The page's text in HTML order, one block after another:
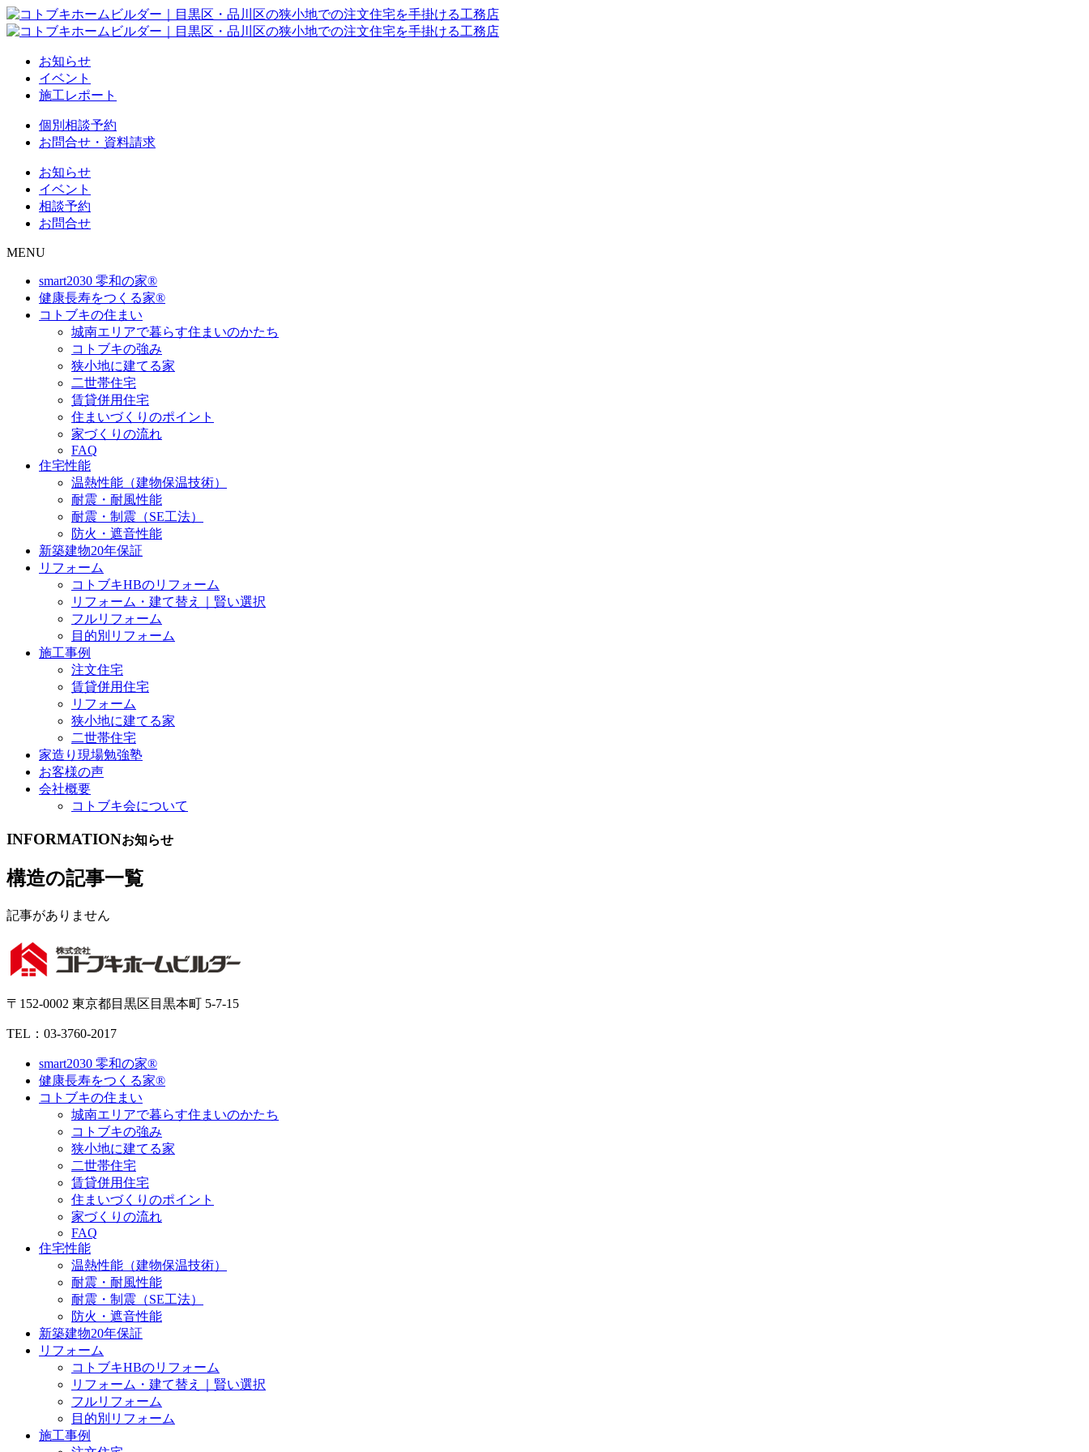
お知らせ
イベント
施工レポート
個別相談予約
お問合せ・資料請求
お知らせ
イベント
相談予約
お問合せ
MENU
smart2030 零和の家®
健康長寿をつくる家®
コトブキの住まい
城南エリアで暮らす住まいのかたち
コトブキの強み
狭小地に建てる家
二世帯住宅
賃貸併用住宅
住まいづくりのポイント
家づくりの流れ
FAQ
住宅性能
温熱性能（建物保温技術）
耐震・耐風性能
耐震・制震（SE工法）
防火・遮音性能
新築建物20年保証
リフォーム
コトブキHBのリフォーム
リフォーム・建て替え｜賢い選択
フルリフォーム
目的別リフォーム
施工事例
注文住宅
賃貸併用住宅
リフォーム
狭小地に建てる家
二世帯住宅
家造り現場勉強塾
お客様の声
会社概要
コトブキ会について
INFORMATIONお知らせ
構造の記事一覧
記事がありません
〒152-0002 東京都目黒区目黒本町 5-7-15
TEL：03-3760-2017
smart2030 零和の家®
健康長寿をつくる家®
コトブキの住まい
城南エリアで暮らす住まいのかたち
コトブキの強み
狭小地に建てる家
二世帯住宅
賃貸併用住宅
住まいづくりのポイント
家づくりの流れ
FAQ
住宅性能
温熱性能（建物保温技術）
耐震・耐風性能
耐震・制震（SE工法）
防火・遮音性能
新築建物20年保証
リフォーム
コトブキHBのリフォーム
リフォーム・建て替え｜賢い選択
フルリフォーム
目的別リフォーム
施工事例